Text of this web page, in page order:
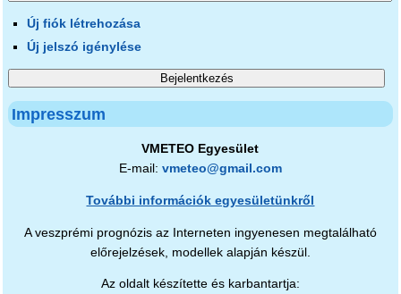
Új fiók létrehozása
Új jelszó igénylése
Impresszum
VMETEO Egyesület
E-mail: vmeteo@gmail.com
További információk egyesületünkről
A veszprémi prognózis az Interneten ingyenesen megtalálható
előrejelzések, modellek alapján készül.
Az oldalt készítette és karbantartja: